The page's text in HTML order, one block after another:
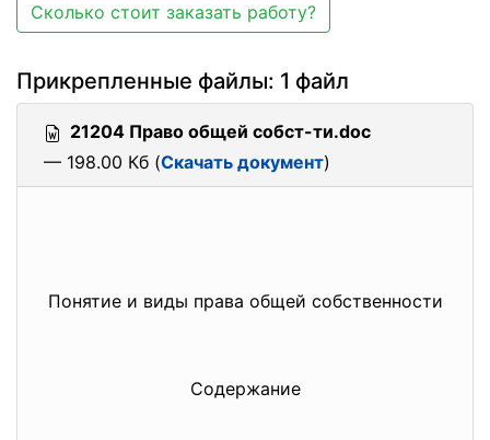
Сколько стоит заказать работу?
Прикрепленные файлы: 1 файл
21204 Право общей собст-ти.doc
— 198.00 Кб (Скачать документ)
Понятие и виды права общей собственности
Содержание